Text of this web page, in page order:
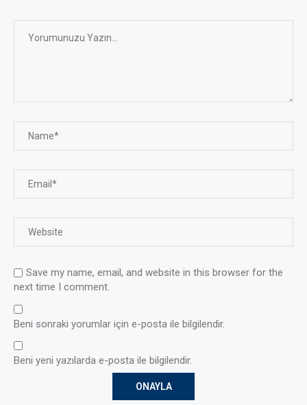
Save my name, email, and website in this browser for the
next time I comment.
Beni sonraki yorumlar için e-posta ile bilgilendir.
Beni yeni yazılarda e-posta ile bilgilendir.